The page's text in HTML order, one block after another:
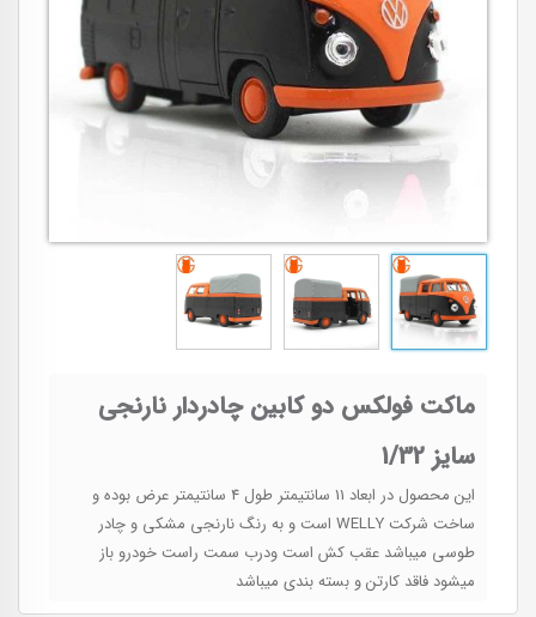
ماکت فولکس دو کابین چادردار نارنجی
سایز 1/32
این محصول در ابعاد 11 سانتیمتر طول 4 سانتیمتر عرض بوده و
ساخت شرکت WELLY است و به رنگ نارنجی مشکی و چادر
طوسی میباشد عقب کش است ودرب سمت راست خودرو باز
میشود فاقد کارتن و بسته بندی میباشد